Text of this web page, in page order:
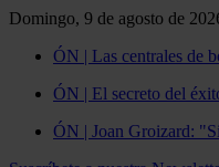
Domingo, 9 de agosto de
ÓN | Las centrales de
ÓN | El secreto del
ÓN | Joan Groizard: